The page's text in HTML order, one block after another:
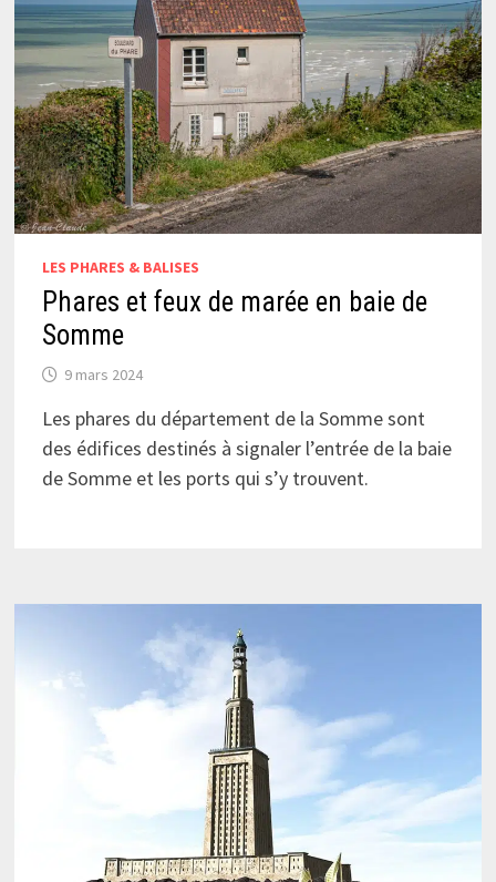
LES PHARES & BALISES
Phares et feux de marée en baie de
Somme
9 mars 2024
Les phares du département de la Somme sont
des édifices destinés à signaler l’entrée de la baie
de Somme et les ports qui s’y trouvent.